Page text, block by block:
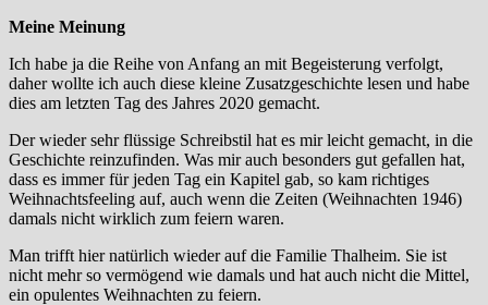
Meine Meinung
Ich habe ja die Reihe von Anfang an mit Begeisterung verfolgt,
daher wollte ich auch diese kleine Zusatzgeschichte lesen und habe
dies am letzten Tag des Jahres 2020 gemacht.
Der wieder sehr flüssige Schreibstil hat es mir leicht gemacht, in die
Geschichte reinzufinden. Was mir auch besonders gut gefallen hat,
dass es immer für jeden Tag ein Kapitel gab, so kam richtiges
Weihnachtsfeeling auf, auch wenn die Zeiten (Weihnachten 1946)
damals nicht wirklich zum feiern waren.
Man trifft hier natürlich wieder auf die Familie Thalheim. Sie ist
nicht mehr so vermögend wie damals und hat auch nicht die Mittel,
ein opulentes Weihnachten zu feiern.